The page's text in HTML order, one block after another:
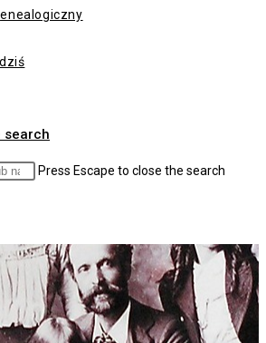
search
Press Escape to close the search